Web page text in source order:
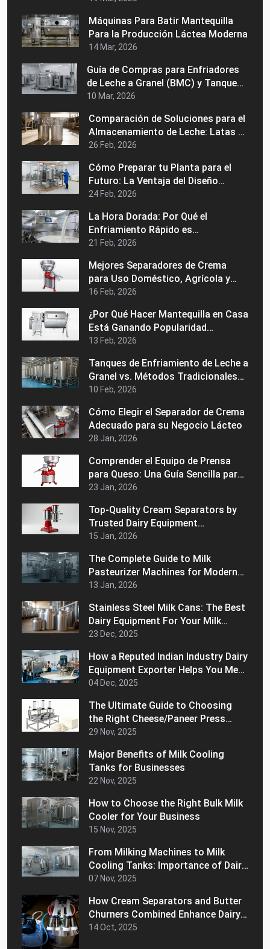
Máquinas Para Batir Mantequilla
Para la Producción Láctea Moderna
14 Mar, 2026
Guía de Compras para Enfriadores
de Leche a Granel (BMC) y Tanques
de Enfriamiento de Leche Precios,
Adecuado
10 Mar, 2026
Comparación de Soluciones para el
Almacenamiento de Leche: Latas de
Acero Inoxidable vs. Latas de
26 Feb, 2026
Cómo Preparar tu Planta para el
Futuro: La Ventaja del Diseño
Modular en una Máquina Industrial
24 Feb, 2026
La Hora Dorada: Por Qué el
Enfriamiento Rápido es
Fundamental para la Calidad de la
21 Feb, 2026
Mejores Separadores de Crema
para Uso Doméstico, Agrícola y
Comercial
16 Feb, 2026
¿Por Qué Hacer Mantequilla en Casa
Está Ganando Popularidad
Nuevamente?
13 Feb, 2026
Tanques de Enfriamiento de Leche a
Granel vs. Métodos Tradicionales
de Almacenamiento: ¿Cuál es
10 Feb, 2026
Cómo Elegir el Separador de Crema
Adecuado para su Negocio Lácteo
28 Jan, 2026
Comprender el Equipo de Prensa
para Queso: Una Guía Sencilla para
Principiantes
23 Jan, 2026
Top-Quality Cream Separators by
Trusted Dairy Equipment
Manufacturers in India
15 Jan, 2026
The Complete Guide to Milk
Pasteurizer Machines for Modern
Dairy Processing
13 Jan, 2026
Stainless Steel Milk Cans: The Best
Dairy Equipment For Your Milk
Handling Operations
23 Dec, 2025
How a Reputed Indian Industry Dairy
Equipment Exporter Helps You Meet
International Quality Standards
04 Dec, 2025
The Ultimate Guide to Choosing
the Right Cheese/Paneer Press
Machine for Home
29 Nov, 2025
Major Benefits of Milk Cooling
Tanks for Businesses
22 Nov, 2025
How to Choose the Right Bulk Milk
Cooler for Your Business
15 Nov, 2025
From Milking Machines to Milk
Cooling Tanks: Importance of Dairy
Equipment for Your Business
07 Nov, 2025
How Cream Separators and Butter
Churners Combined Enhance Dairy
Efficiency
14 Oct, 2025